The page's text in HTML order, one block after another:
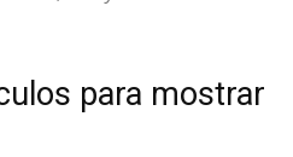
para mostrar